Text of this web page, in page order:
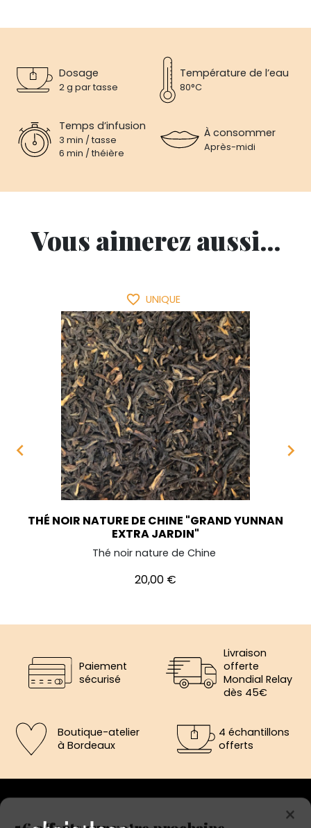
Dosage
2 g par tasse
Température de l’eau
80°C
Temps d’infusion
3 min / tasse
6 min / théière
À consommer
Après-midi
Vous aimerez aussi...

favorite_border UNIQUE
THÉ NOIR NATURE DE CHINE "GRAND YUNNAN
EXTRA JARDIN"
Thé noir nature de Chine
Prix
20,00 €

Paiement
sécurisé
Livraison
offerte
Mondial Relay
dès 45€
Boutique-atelier
à Bordeaux
4 échantillons
offerts
×
5€ offerts sur votre prochaine